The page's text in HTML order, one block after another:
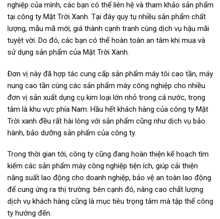
nghiệp của mình, các bạn có thể liên hệ và tham khảo sản phẩm
tại công ty Mặt Trời Xanh. Tại đây quy tụ nhiều sản phẩm chất
lượng, mẫu mã mới, giá thành cạnh tranh cùng dịch vụ hậu mãi
tuyệt vời. Do đó, các bạn có thể hoàn toàn an tâm khi mua và
sử dụng sản phẩm của Mặt Trời Xanh.
Đơn vị này đã hợp tác cung cấp sản phẩm máy tôi cao tần, máy
nung cao tần cùng các sản phẩm máy công nghiệp cho nhiều
đơn vị sản xuất dụng cụ kim loại lớn nhỏ trong cả nước, trọng
tâm là khu vực phía Nam. Hầu hết khách hàng của công ty Mặt
Trời xanh đều rất hài lòng với sản phẩm cũng như dịch vụ bảo
hành, bảo dưỡng sản phẩm của công ty.
Trong thời gian tới, công ty cũng đang hoàn thiện kế hoạch tìm
kiếm các sản phẩm máy công nghiệp tiện ích, giúp cải thiện
năng suất lao động cho doanh nghiệp, bảo vệ an toàn lao động
để cung ứng ra thị trường. bên cạnh đó, nâng cao chất lượng
dịch vụ khách hàng cũng là mục tiêu trọng tâm mà tập thể công
ty hướng đến.